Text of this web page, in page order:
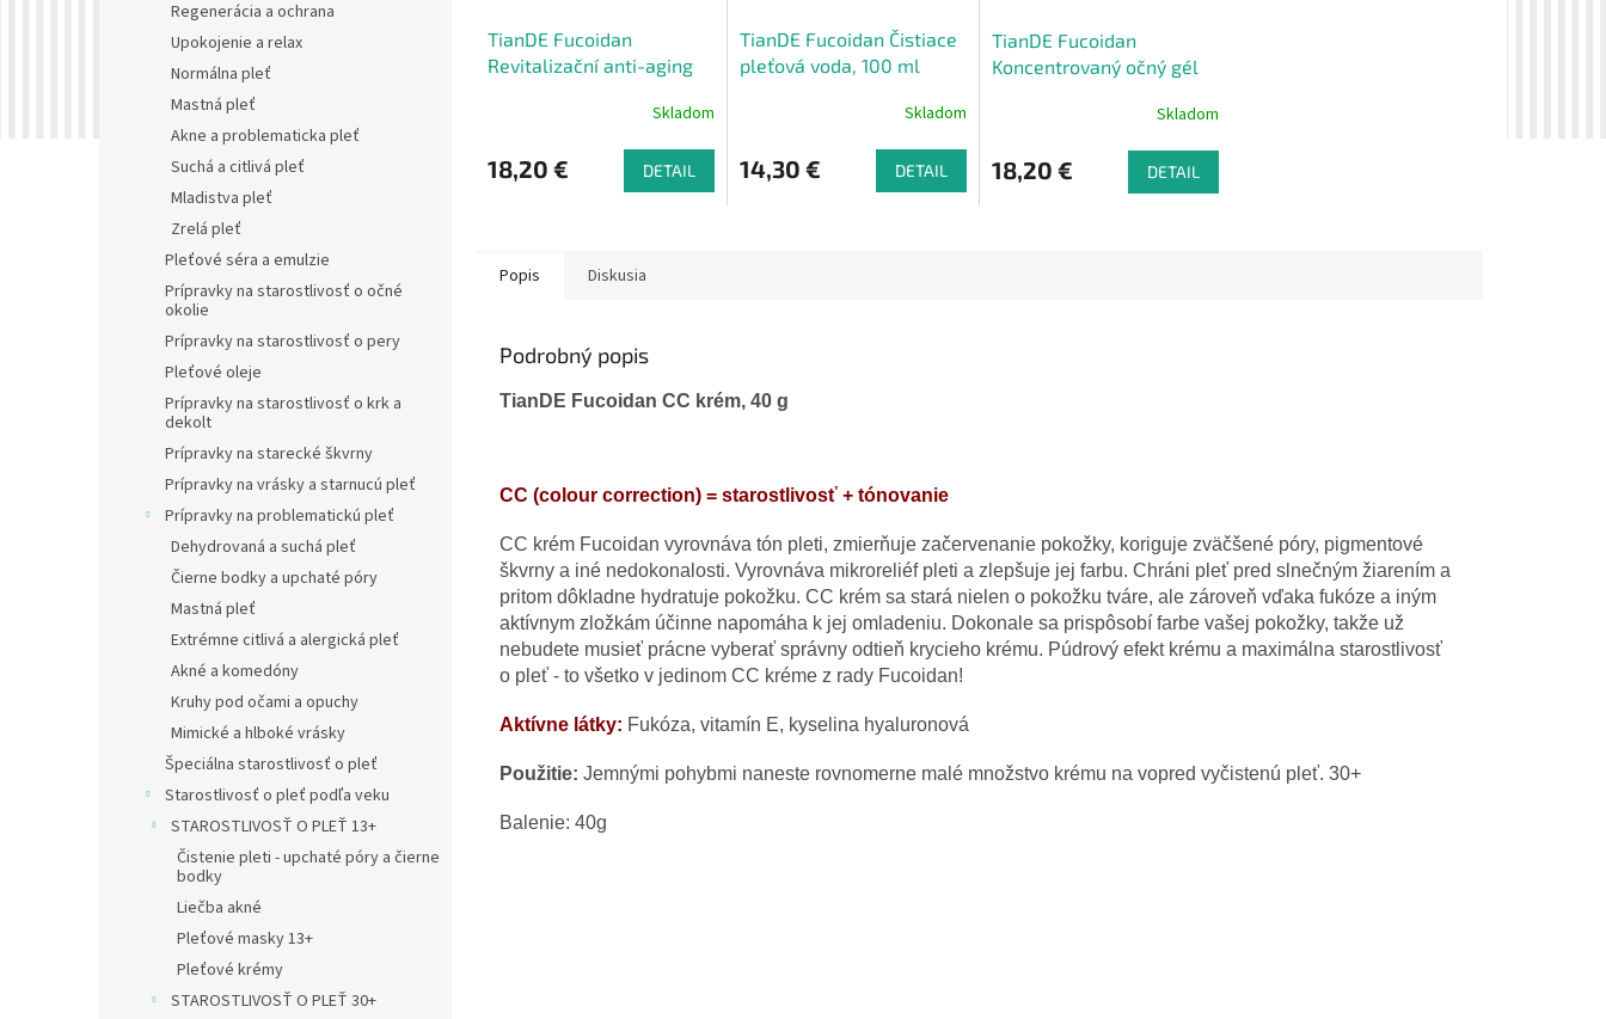
Regenerácia a ochrana
Upokojenie a relax
Normálna pleť
Mastná pleť
Akne a problematicka pleť
Suchá a citlivá pleť
Mladistva pleť
Zrelá pleť
Pleťové séra a emulzie
Prípravky na starostlivosť o očné
okolie
Prípravky na starostlivosť o pery
Pleťové oleje
Prípravky na starostlivosť o krk a
dekolt
Prípravky na starecké škvrny
Prípravky na vrásky a starnucú pleť
Prípravky na problematickú pleť
Dehydrovaná a suchá pleť
Čierne bodky a upchaté póry
Mastná pleť
Extrémne citlivá a alergická pleť
Akné a komedóny
Kruhy pod očami a opuchy
Mimické a hlboké vrásky
Špeciálna starostlivosť o pleť
Starostlivosť o pleť podľa veku
STAROSTLIVOSŤ O PLEŤ 13+
Čistenie pleti - upchaté póry a čierne
bodky
Liečba akné
Pleťové masky 13+
Pleťové krémy
STAROSTLIVOSŤ O PLEŤ 30+
TianDE Fucoidan
Revitalizační anti-aging
Skladom
18,20 € DETAIL
TianDE Fucoidan Čistiace
pleťová voda, 100 ml
Skladom
14,30 € DETAIL
TianDE Fucoidan
Koncentrovaný očný gél
Skladom
18,20 € DETAIL
Popis Diskusia
Podrobný popis
TianDE Fucoidan CC krém, 40 g
CC (colour correction) = starostlivosť + tónovanie
CC krém Fucoidan vyrovnáva tón pleti, zmierňuje začervenanie pokožky, koriguje zväčšené póry, pigmentové
škvrny a iné nedokonalosti. Vyrovnáva mikroreliéf pleti a zlepšuje jej farbu. Chráni pleť pred slnečným žiarením a
pritom dôkladne hydratuje pokožku. CC krém sa stará nielen o pokožku tváre, ale zároveň vďaka fukóze a iným
aktívnym zložkám účinne napomáha k jej omladeniu. Dokonale sa prispôsobí farbe vašej pokožky, takže už
nebudete musieť prácne vyberať správny odtieň krycieho krému. Púdrový efekt krému a maximálna starostlivosť
o pleť - to všetko v jedinom CC kréme z rady Fucoidan!
Aktívne látky: Fukóza, vitamín E, kyselina hyaluronová
Použitie: Jemnými pohybmi naneste rovnomerne malé množstvo krému na vopred vyčistenú pleť. 30+
Balenie: 40g